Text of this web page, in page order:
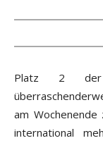
Platz 2 der
am
international